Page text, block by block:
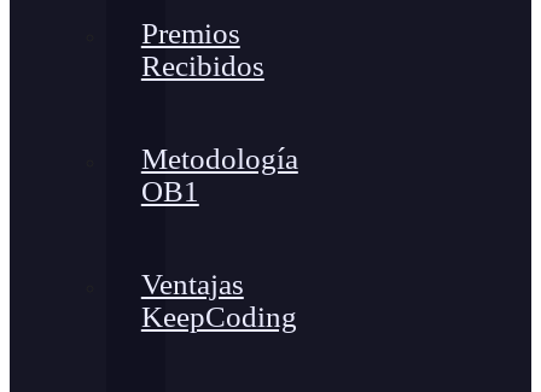
Premios
Recibidos
Metodología
OB1
Ventajas
KeepCoding